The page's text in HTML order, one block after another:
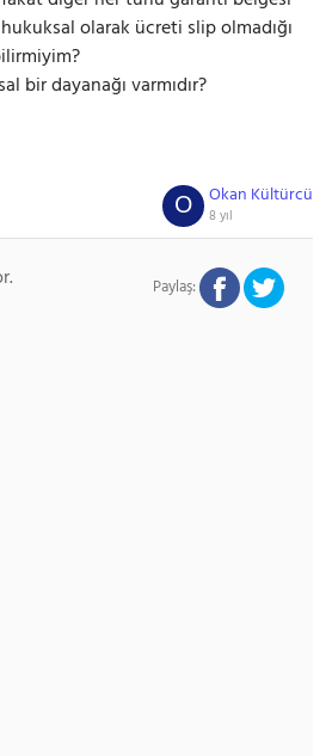
olarak ücreti slip olmadığı
bir dayanağı varmıdır?
Okan Kültürcü
8 yıl
O
Paylaş: